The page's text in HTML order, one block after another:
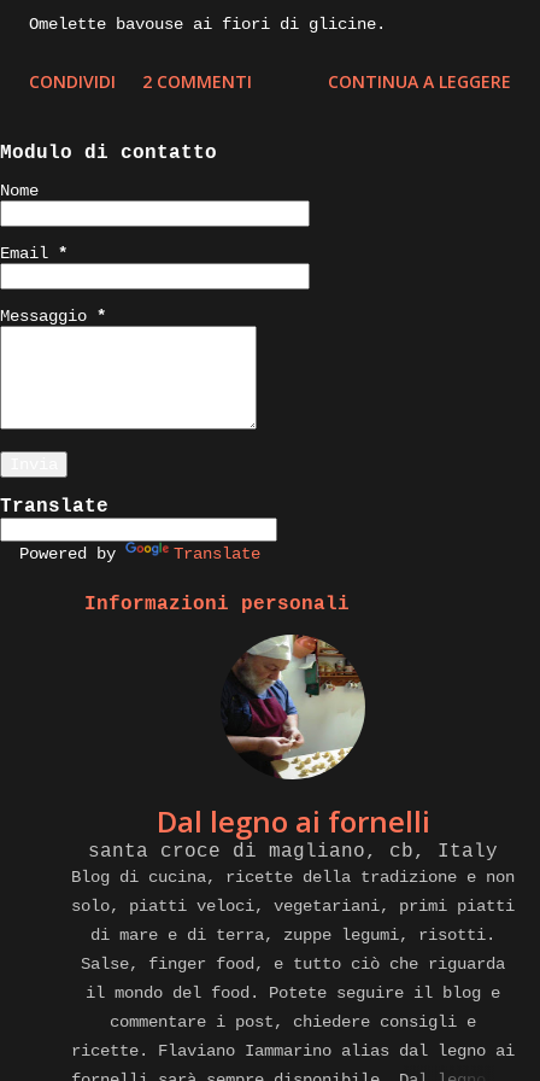
Omelette bavouse ai fiori di glicine.
CONDIVIDI 2 COMMENTI CONTINUA A LEGGERE
Modulo di contatto
Nome
Email *
Messaggio *
Translate
Powered by Translate
Informazioni personali
Dal legno ai fornelli
santa croce di magliano, cb, Italy
Blog di cucina, ricette della tradizione e non
solo, piatti veloci, vegetariani, primi piatti
di mare e di terra, zuppe legumi, risotti.
Salse, finger food, e tutto ciò che riguarda
il mondo del food. Potete seguire il blog e
commentare i post, chiedere consigli e
ricette. Flaviano Iammarino alias dal legno ai